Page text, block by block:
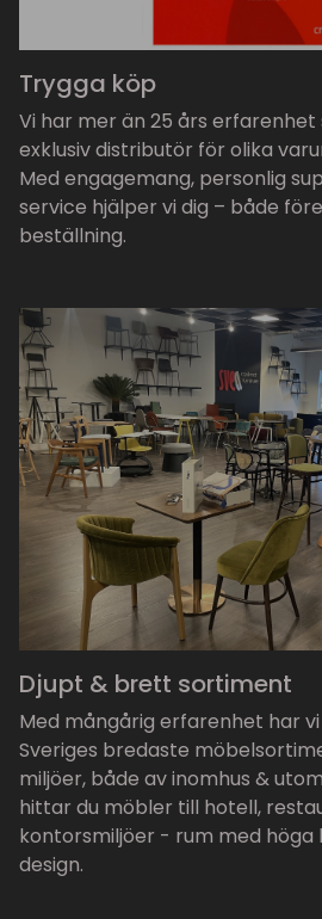
Trygga köp
Vi har mer än 25 års
exklusiv distributör för olika
Med engagemang, personlig
service hjälper vi dig – både
beställning.
Djupt & brett sortiment
Med mångårig erfarenhet har
Sveriges bredaste
miljöer, både av inomhus &
hittar du möbler till hotell,
kontorsmiljöer - rum med
design.